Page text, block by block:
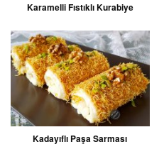
Karamelli Fıstıklı Kurabiye
Kadayıflı Paşa Sarması